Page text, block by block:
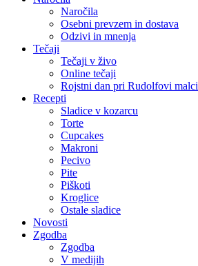
Naročila
Osebni prevzem in dostava
Odzivi in mnenja
Tečaji
Tečaji v živo
Online tečaji
Rojstni dan pri Rudolfovi malci
Recepti
Sladice v kozarcu
Torte
Cupcakes
Makroni
Pecivo
Pite
Piškoti
Kroglice
Ostale sladice
Novosti
Zgodba
Zgodba
V medijih